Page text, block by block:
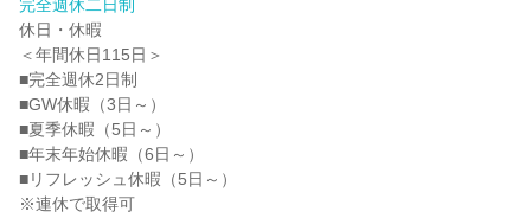
完全週休二日制
休日・休暇
＜年間休日115日＞
■完全週休2日制
■GW休暇（3日～）
■夏季休暇（5日～）
■年末年始休暇（6日～）
■リフレッシュ休暇（5日～）
※連休で取得可